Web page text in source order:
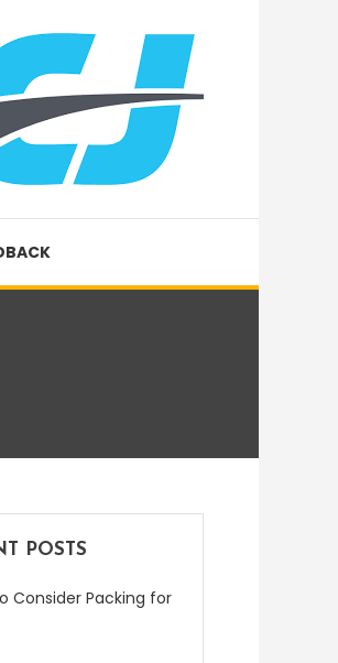
POSTS
Consider Packing for